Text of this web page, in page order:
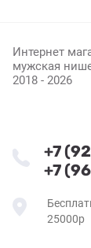
Интернет
мужская
2018 - 2026
+7
+7
25000р